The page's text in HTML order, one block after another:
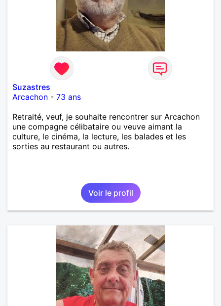
Suzastres
Arcachon - 73 ans
Retraité, veuf, je souhaite rencontrer sur Arcachon
une compagne célibataire ou veuve aimant la
culture, le cinéma, la lecture, les balades et les
sorties au restaurant ou autres.
Voir le profil